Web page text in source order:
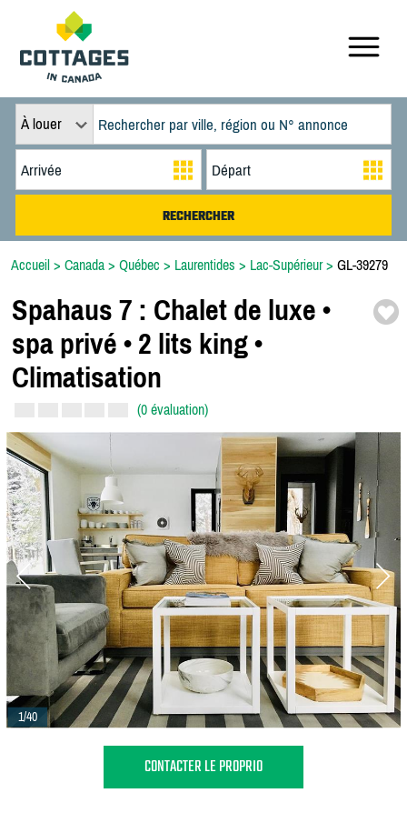
À louer
Accueil > Canada > Québec > Laurentides > Lac-Supérieur> GL-39279
Spahaus 7 : Chalet de luxe •
spa privé • 2 lits king •
Climatisation
(0 évaluation)
1/40
CONTACTER LE PROPRIO